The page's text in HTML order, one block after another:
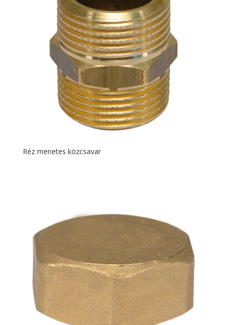
Réz menetes közcsavar